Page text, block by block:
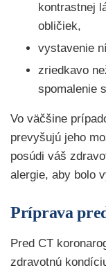
kontrastnej
obličiek,
vystavenie
zriedkavo
spomalenie
Vo väčšine
prevyšujú jeho
posúdi váš
alergie, aby bolo
Príprava
Pred CT
zdravotnú